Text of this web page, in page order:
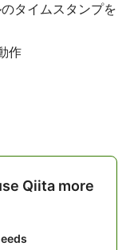
タイムスタンプを
作
Qiita more